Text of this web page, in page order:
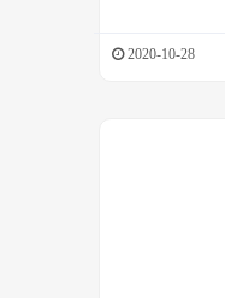
2020-10-28